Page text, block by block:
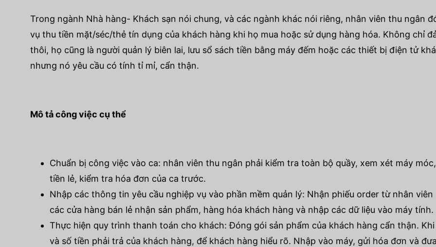
Trong ngành Nhà hàng- Khách sạn nói chung, và các ngành khác nói riêng, nhân viên thu ngân
vụ thu tiền mặt/séc/thẻ tín dụng của khách hàng khi họ mua hoặc sử dụng hàng hóa. Không chỉ
thôi, họ cũng là người quản lý biên lai, lưu sổ sách tiền bằng máy đếm hoặc các thiết bị điện tử
nhưng nó yêu cầu có tính tỉ mỉ, cẩn thận.
Mô tả công việc cụ thể
Chuẩn bị công việc vào ca: nhân viên thu ngân phải kiểm tra toàn bộ quầy, xem xét máy
tiền lẻ, kiểm tra hóa đơn của ca trước.
Nhập các thông tin yêu cầu nghiệp vụ vào phần mềm quản lý: Nhận phiếu order từ nhân
các cửa hàng bán lẻ nhận sản phẩm, hàng hóa khách hàng và nhập các dữ liệu vào máy tính.
Thực hiện quy trình thanh toán cho khách: Đóng gói sản phẩm của khách hàng cẩn thận.
và số tiền phải trả của khách hàng, để khách hàng hiểu rõ. Nhập vào máy, gửi hóa đơn và